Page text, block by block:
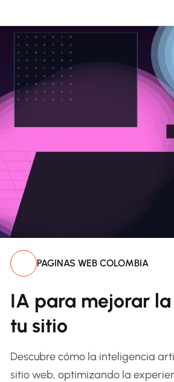
PAGINAS WEB COLOMBIA
IA para mejorar
tu sitio
Descubre cómo la inteligencia
sitio web, optimizando la